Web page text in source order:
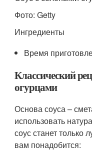
Фото: Getty
Ингредиенты
Время
Классический
огурцами
Основа соуса –
использовать
соус станет только
вам понадобится: